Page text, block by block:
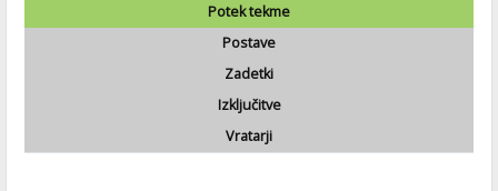
Potek tekme
Postave
Zadetki
Izključitve
Vratarji